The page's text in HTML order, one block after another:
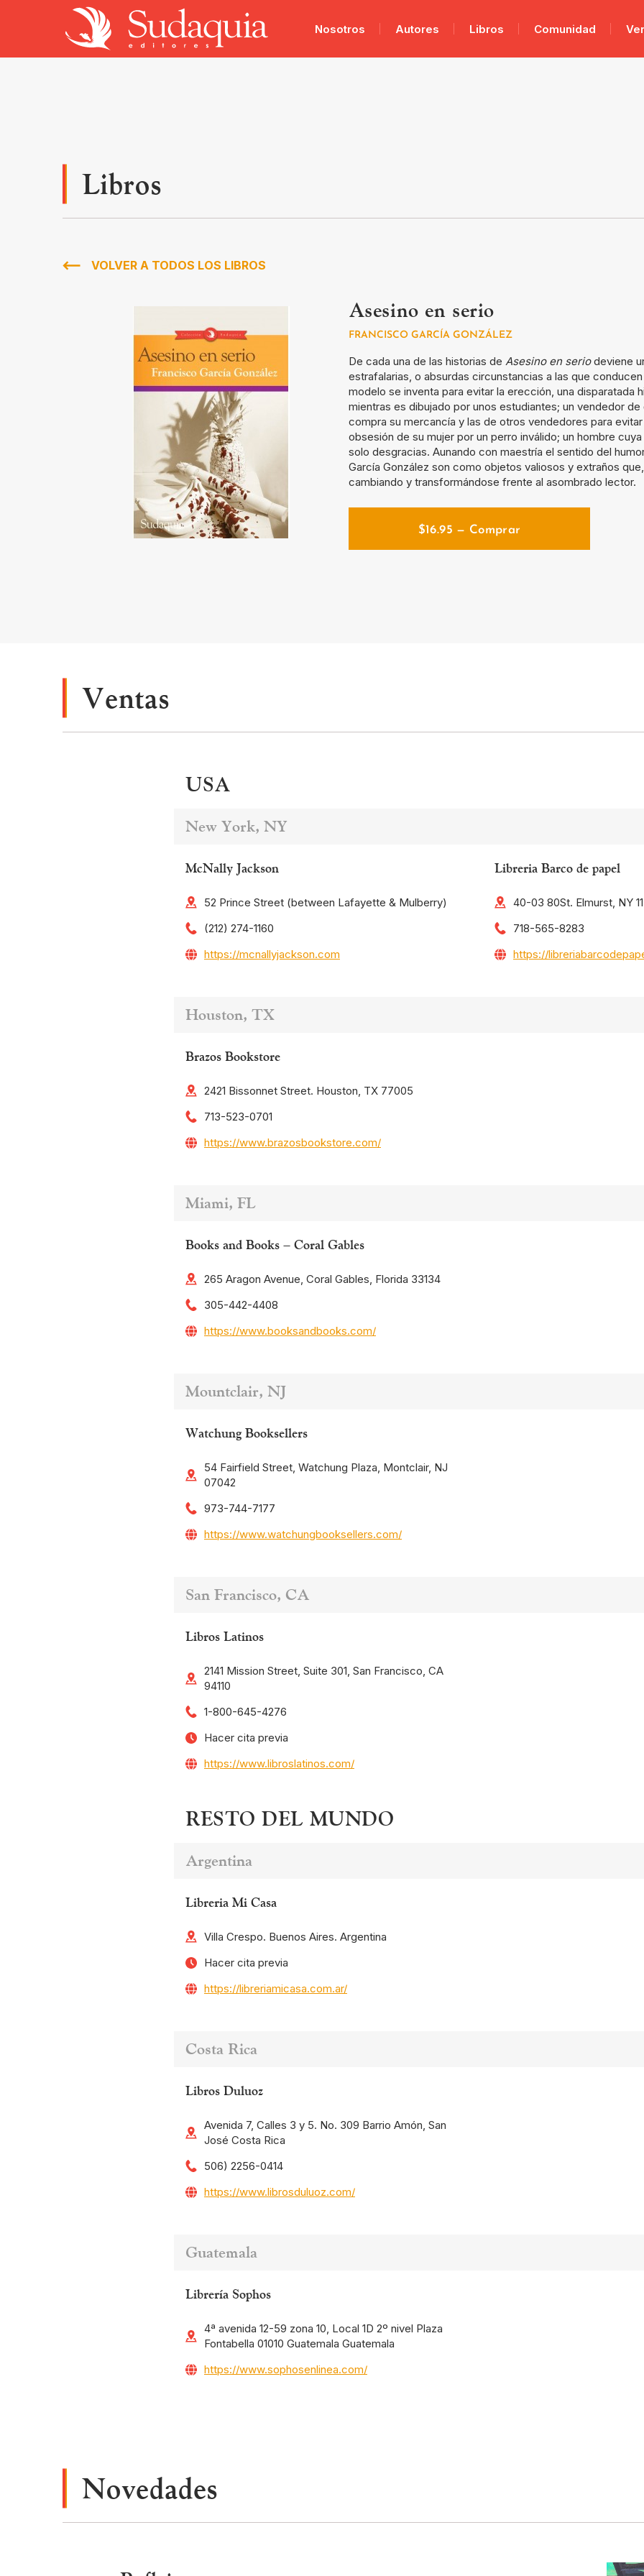
Nosotros Autores Libros Comunidad
Libros
VOLVER A TODOS LOS LIBROS
Asesino en serio
FRANCISCO GARCÍA GONZÁLEZ
De cada una de las historias de Asesino en seriodeviene
estrafalarias, o absurdas circunstancias a las que
modelo se inventa para evitar la erección, una disparatada
mientras es dibujado por unos estudiantes; un vendedor
compra su mercancía y las de otros vendedores para
obsesión de su mujer por un perro inválido; un hombre
solo desgracias. Aunando con maestría el sentido del
García González son como objetos valiosos y extraños
cambiando y transformándose frente al asombrado lector.
$16.95 — Comprar
Ventas
USA
New York, NY
McNally Jackson
52 Prince Street (between Lafayette & Mulberry)
(212) 274-1160
https://mcnallyjackson.com
Libreria Barco de papel
40-03 80St. Elmurst, NY
718-565-8283
https://
Houston, TX
Brazos Bookstore
2421 Bissonnet Street. Houston, TX 77005
713-523-0701
https://www.brazosbookstore.com/
Miami, FL
Books and Books – Coral Gables
265 Aragon Avenue, Coral Gables, Florida 33134
305-442-4408
https://www.booksandbooks.com/
Mountclair, NJ
Watchung Booksellers
54 Fairfield Street, Watchung Plaza, Montclair, NJ
07042
973-744-7177
https://www.watchungbooksellers.com/
San Francisco, CA
Libros Latinos
2141 Mission Street, Suite 301, San Francisco, CA
94110
1-800-645-4276
Hacer cita previa
https://www.libroslatinos.com/
RESTO DEL MUNDO
Argentina
Libreria Mi Casa
Villa Crespo. Buenos Aires. Argentina
Hacer cita previa
https://libreriamicasa.com.ar/
Costa Rica
Libros Duluoz
Avenida 7, Calles 3 y 5. No. 309 Barrio Amón, San
José Costa Rica
506) 2256-0414
https://www.librosduluoz.com/
Guatemala
Librería Sophos
4ª avenida 12-59 zona 10, Local 1D 2º nivel Plaza
Fontabella 01010 Guatemala Guatemala
https://www.sophosenlinea.com/
Novedades